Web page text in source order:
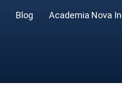
Blog Academia Nova